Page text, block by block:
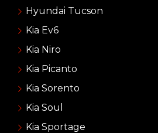
Hyundai Tucson
Kia Ev6
Kia Niro
Kia Picanto
Kia Sorento
Kia Soul
Kia Sportage